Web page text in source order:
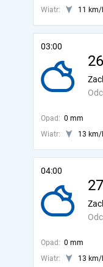
Wiatr:
11 km/
03:00
Opad: 0 mm
Wiatr:
13 km/
04:00
Opad: 0 mm
Wiatr:
13 km/